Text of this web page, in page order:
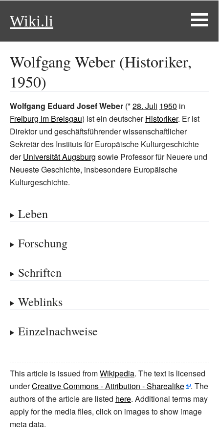
Wiki.li
Wolfgang Weber (Historiker,
1950)
Wolfgang Eduard Josef Weber (*28. Juli 1950 in
Freiburg im Breisgau) ist ein deutscherHistoriker. Er ist
Direktor und geschäftsführender wissenschaftlicher
Sekretär des Instituts für Europäische Kulturgeschichte
derUniversität Augsburg sowie Professor für Neuere und
Neueste Geschichte, insbesondere Europäische
Kulturgeschichte.
Leben
Forschung
Schriften
Weblinks
Einzelnachweise
This article is issued fromWikipedia. The text is licensed
underCreative Commons - Attribution - Sharealike
. The
authors of the article are listed here. Additional terms may
apply for the media files, click on images to show image
meta data.